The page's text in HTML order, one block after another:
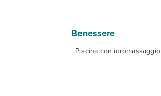
Benessere
Piscina con idromassaggio